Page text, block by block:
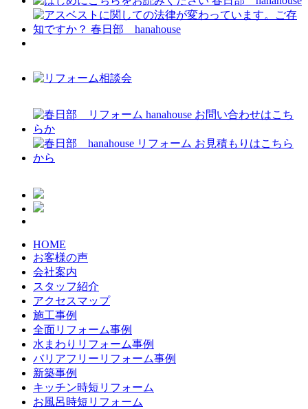
HOME
お客様の声
会社案内
スタッフ紹介
アクセスマップ
施工事例
全面リフォーム事例
水まわりリフォーム事例
バリアフリーリフォーム事例
新築事例
キッチン時短リフォーム
お風呂時短リフォーム